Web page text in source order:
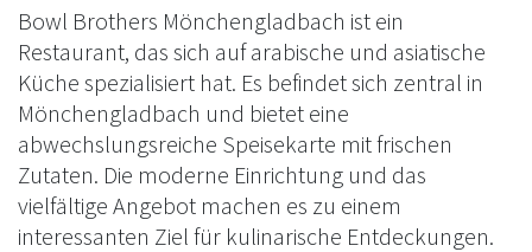
Bowl Brothers Mönchengladbach ist ein
Restaurant, das sich auf arabische und asiatische
Küche spezialisiert hat. Es befindet sich zentral in
Mönchengladbach und bietet eine
abwechslungsreiche Speisekarte mit frischen
Zutaten. Die moderne Einrichtung und das
vielfältige Angebot machen es zu einem
interessanten Ziel für kulinarische Entdeckungen.